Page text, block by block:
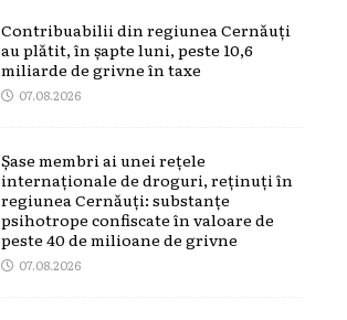
Contribuabilii din regiunea Cernăuți
au plătit, în șapte luni, peste 10,6
miliarde de grivne în taxe
07.08.2026
Șase membri ai unei rețele
internaționale de droguri, reținuți în
regiunea Cernăuți: substanțe
psihotrope confiscate în valoare de
peste 40 de milioane de grivne
07.08.2026